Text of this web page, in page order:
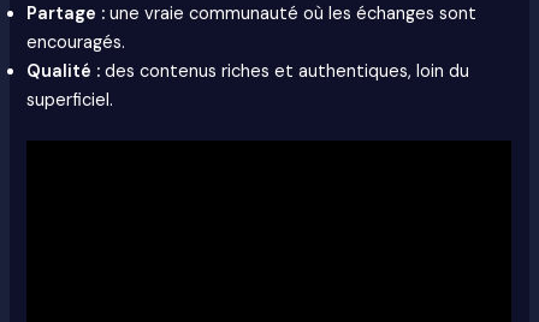
Partage : une vraie communauté où les échanges sont
encouragés.
Qualité : des contenus riches et authentiques, loin du
superficiel.